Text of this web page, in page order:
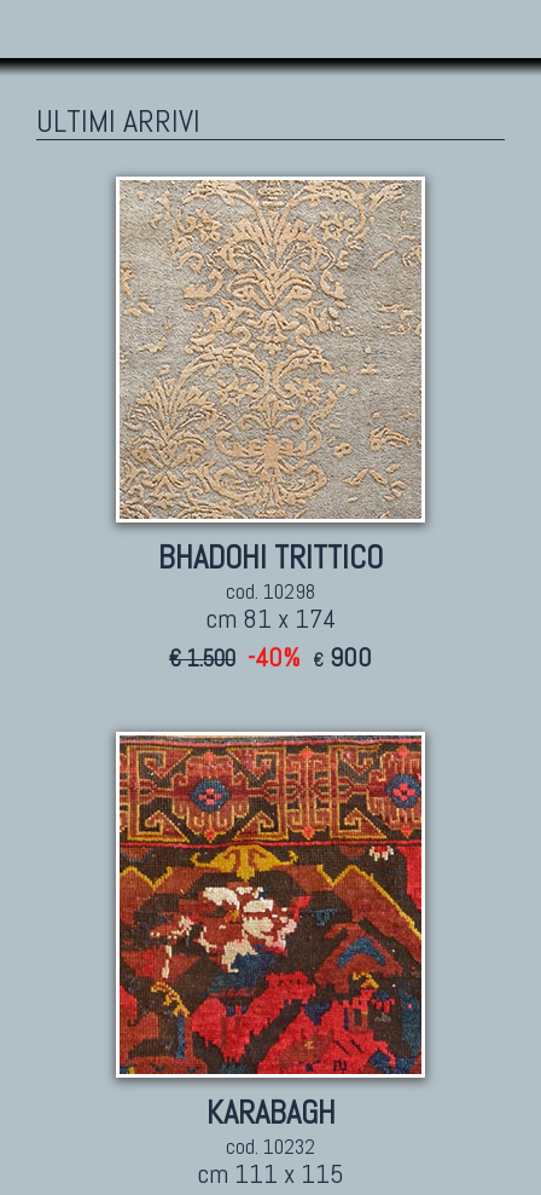
ULTIMI ARRIVI
BHADOHI TRITTICO
cod. 10298
cm 81 x 174
€ 1.500 -40% € 900
KARABAGH
cod. 10232
cm 111 x 115